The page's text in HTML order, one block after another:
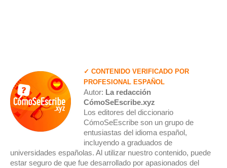
✓ CONTENIDO VERIFICADO POR
PROFESIONAL ESPAÑOL
Autor: La redacción
CómoSeEscribe.xyz
Los editores del diccionario
CómoSeEscribe son un grupo de
entusiastas del idioma español,
incluyendo a graduados de
universidades españolas. Al utilizar nuestro contenido, puede
estar seguro de que fue desarrollado por apasionados del